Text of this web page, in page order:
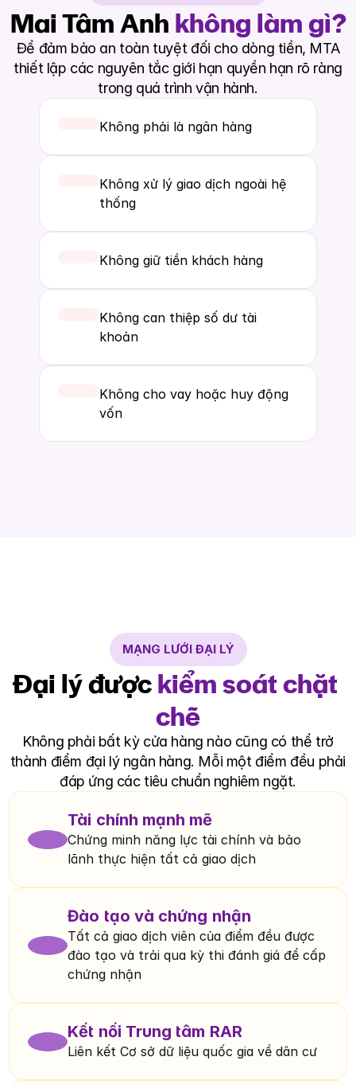
Mai Tâm Anh không làm gì?
Để đảm bảo an toàn tuyệt đối cho dòng tiền, MTA
thiết lập các nguyên tắc giới hạn quyền hạn rõ ràng
trong quá trình vận hành.
Không phải là ngân hàng
Không xử lý giao dịch ngoài hệ
thống
Không giữ tiền khách hàng
Không can thiệp số dư tài
khoản
Không cho vay hoặc huy động
vốn
MẠNG LƯỚI ĐẠI LÝ
Đại lý được kiểm soát chặt
chẽ
Không phải bất kỳ cửa hàng nào cũng có thể trở
thành điểm đại lý ngân hàng. Mỗi một điểm đều phải
đáp ứng các tiêu chuẩn nghiêm ngặt.
Tài chính mạnh mẽ
Chứng minh năng lực tài chính và bảo
lãnh thực hiện tất cả giao dịch
Đào tạo và chứng nhận
Tất cả giao dịch viên của điểm đều được
đào tạo và trải qua kỳ thi đánh giá để cấp
chứng nhận
Kết nối Trung tâm RAR
Liên kết Cơ sở dữ liệu quốc gia về dân cư